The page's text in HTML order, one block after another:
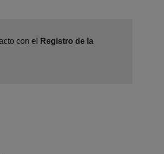
con el
Registro de la